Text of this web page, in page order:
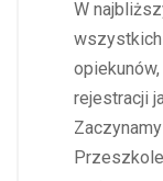
W
wszystkich
rejestracji